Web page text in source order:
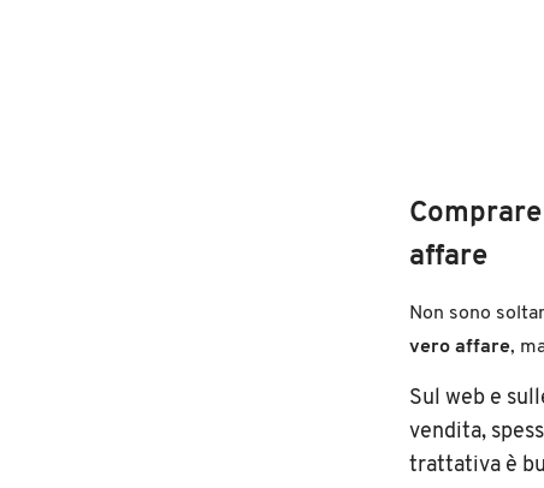
affare
Non sono
vero affare,
Sul web e
vendita,
trattativa è